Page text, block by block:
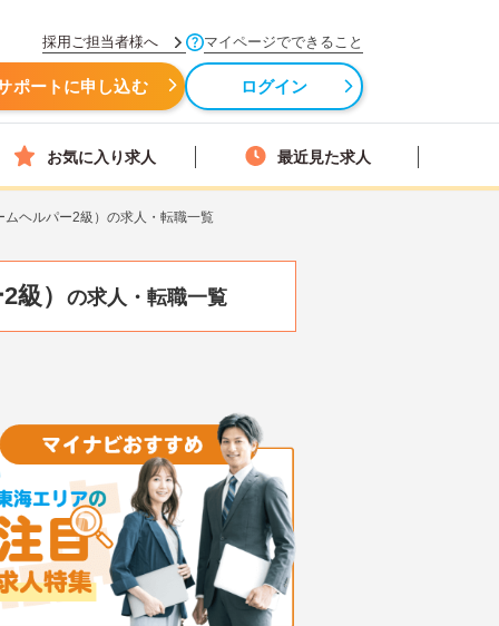
採用ご担当者様へ マイページでできること
ポートに申し込む ログイン
お気に入り求人 最近見た求人
ヘルパー2級）の求人・転職一覧
） の求人・転職一覧